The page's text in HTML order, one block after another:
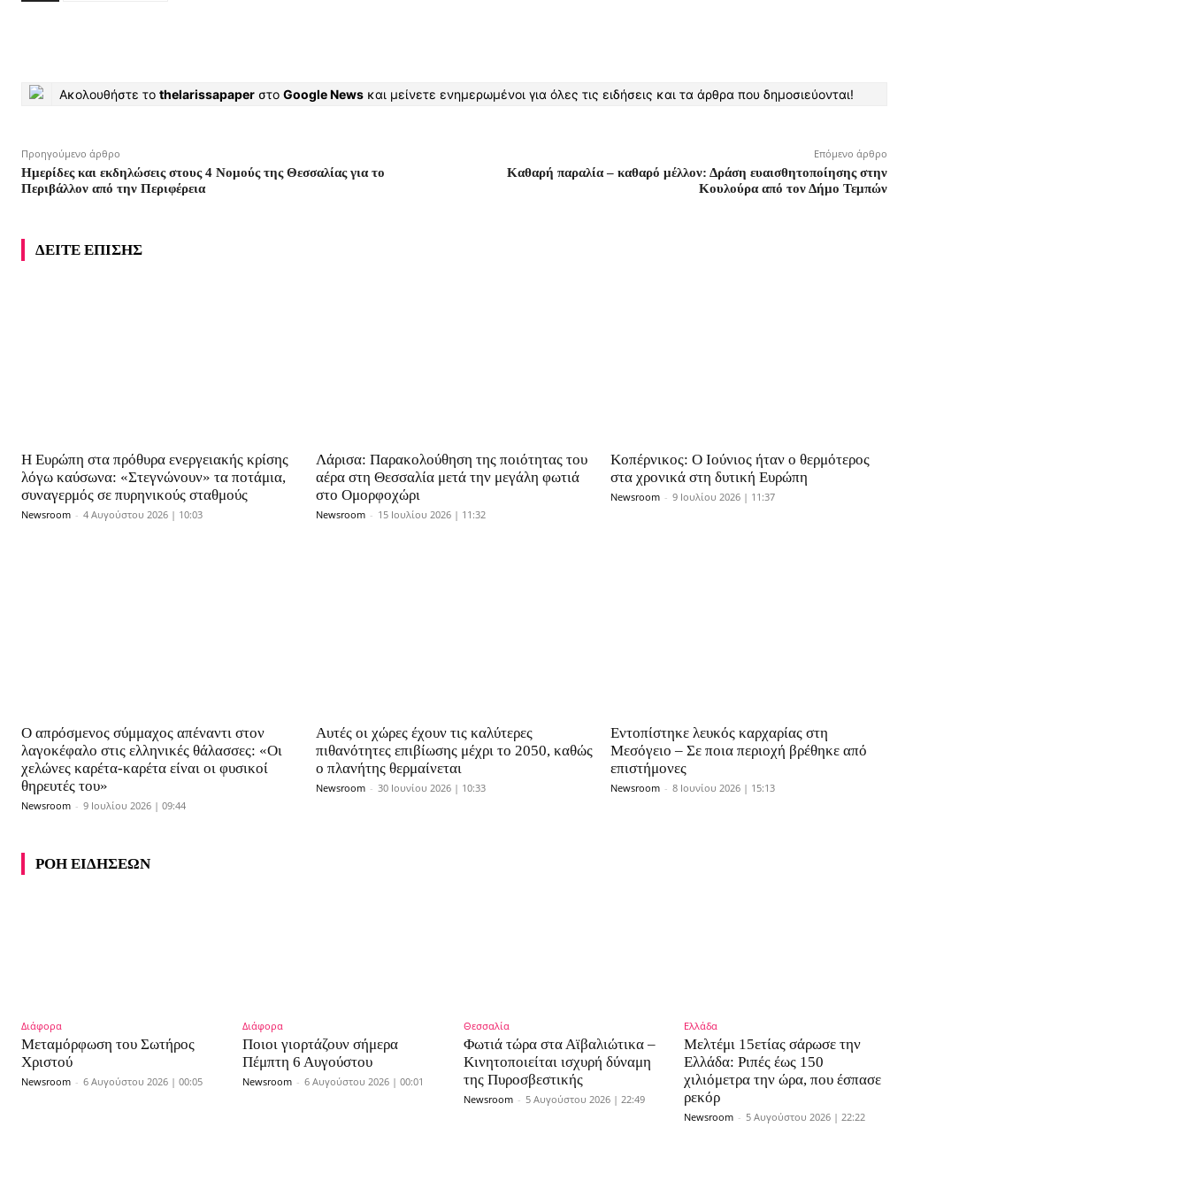
Ακολουθήστε το thelarissapaper στο Google News και μείνετε ενημερωμένοι για όλες τις ειδήσεις και τα άρθρα που δημοσιεύονται!
Προηγούμενο άρθρο
Ημερίδες και εκδηλώσεις στους 4 Νομούς της Θεσσαλίας για το
Περιβάλλον από την Περιφέρεια
Επόμενο άρθρο
Καθαρή παραλία – καθαρό μέλλον: Δράση ευαισθητοποίησης στην
Κουλούρα από τον Δήμο Τεμπών
ΔΕΙΤΕ ΕΠΙΣΗΣ
Η Ευρώπη στα πρόθυρα ενεργειακής κρίσης
λόγω καύσωνα: «Στεγνώνουν» τα ποτάμια,
συναγερμός σε πυρηνικούς σταθμούς
Newsroom - 4 Αυγούστου 2026 | 10:03
Λάρισα: Παρακολούθηση της ποιότητας του
αέρα στη Θεσσαλία μετά την μεγάλη φωτιά
στο Ομορφοχώρι
Newsroom - 15 Ιουλίου 2026 | 11:32
Κοπέρνικος: Ο Ιούνιος ήταν ο θερμότερος
στα χρονικά στη δυτική Ευρώπη
Newsroom - 9 Ιουλίου 2026 | 11:37
Ο απρόσμενος σύμμαχος απέναντι στον
λαγοκέφαλο στις ελληνικές θάλασσες: «Οι
χελώνες καρέτα-καρέτα είναι οι φυσικοί
θηρευτές του»
Newsroom - 9 Ιουλίου 2026 | 09:44
Αυτές οι χώρες έχουν τις καλύτερες
πιθανότητες επιβίωσης μέχρι το 2050, καθώς
ο πλανήτης θερμαίνεται
Newsroom - 30 Ιουνίου 2026 | 10:33
Εντοπίστηκε λευκός καρχαρίας στη
Μεσόγειο – Σε ποια περιοχή βρέθηκε από
επιστήμονες
Newsroom - 8 Ιουνίου 2026 | 15:13
ΡΟΗ ΕΙΔΗΣΕΩΝ
Διάφορα
Μεταμόρφωση του Σωτήρος
Χριστού
Newsroom - 6 Αυγούστου 2026 | 00:05
Διάφορα
Ποιοι γιορτάζουν σήμερα
Πέμπτη 6 Αυγούστου
Newsroom - 6 Αυγούστου 2026 | 00:01
Θεσσαλία
Φωτιά τώρα στα Αϊβαλιώτικα –
Κινητοποιείται ισχυρή δύναμη
της Πυροσβεστικής
Newsroom - 5 Αυγούστου 2026 | 22:49
Ελλάδα
Μελτέμι 15ετίας σάρωσε την
Ελλάδα: Ριπές έως 150
χιλιόμετρα την ώρα, που έσπασε
ρεκόρ
Newsroom - 5 Αυγούστου 2026 | 22:22